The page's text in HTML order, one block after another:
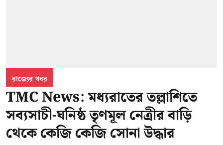
রাজ্যের খবর
TMC News: মধ্যরাতের তল্লাশিতে
সব্যসাচী-ঘনিষ্ঠ তৃণমূল নেত্রীর বাড়ি
থেকে কেজি কেজি সোনা উদ্ধার